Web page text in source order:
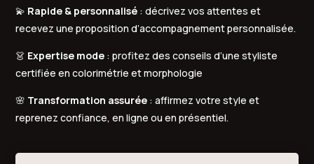
💫 Rapide & personnalisé : décrivez vos attentes et
recevez une proposition d’accompagnement personnalisée.
👗 Expertise mode : profitez des conseils d’une styliste
certifiée en colorimétrie et morphologie
🌸 Transformation assurée : affirmez votre style et
reprenez confiance, en ligne ou en présentiel.